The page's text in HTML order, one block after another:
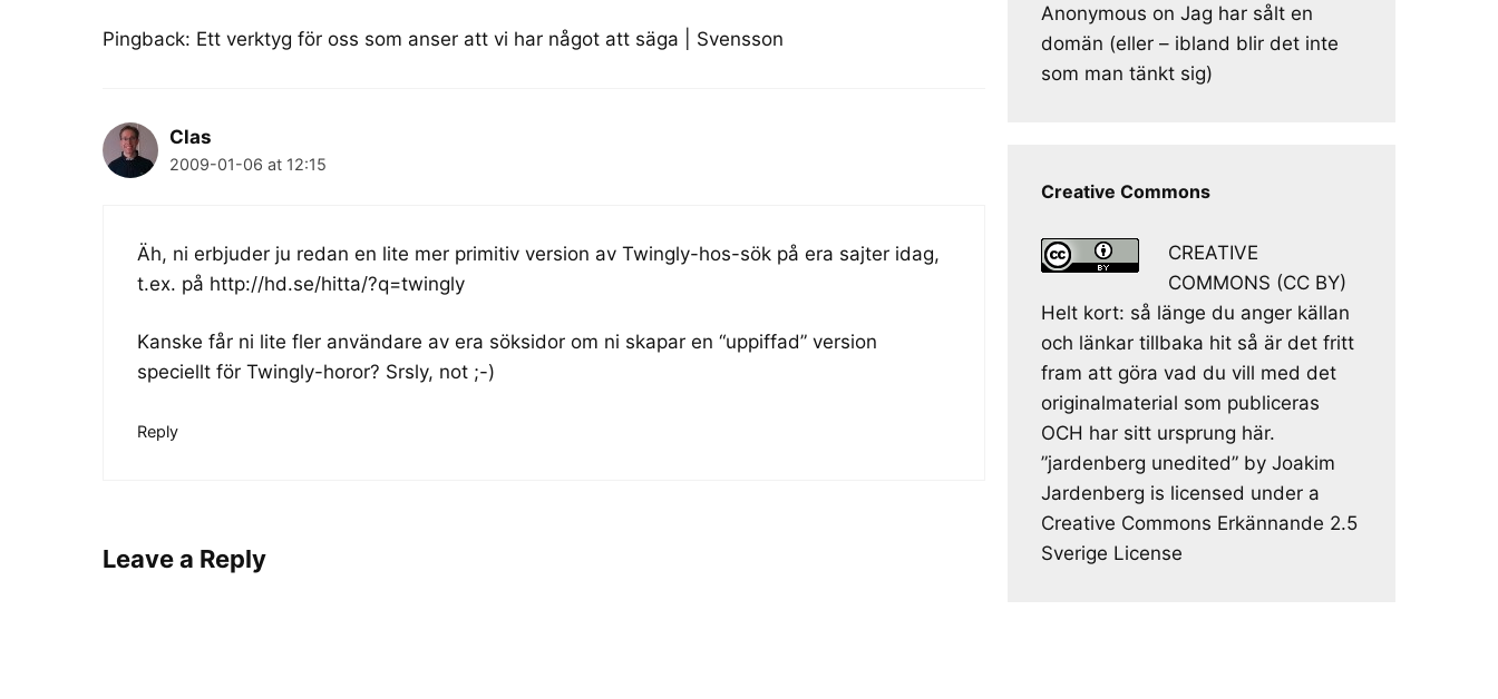
Pingback: Ett verktyg för oss som anser att vi har något att säga | Svensson
Clas
2009-01-06 at 12:15
Äh, ni erbjuder ju redan en lite mer primitiv version av Twingly-hos-sök på era sajter idag,
t.ex. på http://hd.se/hitta/?q=twingly
Kanske får ni lite fler användare av era söksidor om ni skapar en “uppiffad” version
speciellt för Twingly-horor? Srsly, not ;-)
Reply
Leave a Reply
Anonymous on Jag har sålt en
domän (eller – ibland blir det inte
som man tänkt sig)
Creative Commons
CREATIVE
COMMONS (CC BY)
Helt kort: så länge du anger källan
och länkar tillbaka hit så är det fritt
fram att göra vad du vill med det
originalmaterial som publiceras
OCH har sitt ursprung här.
”jardenberg unedited” by Joakim
Jardenberg is licensed under a
Creative Commons Erkännande 2.5
Sverige License